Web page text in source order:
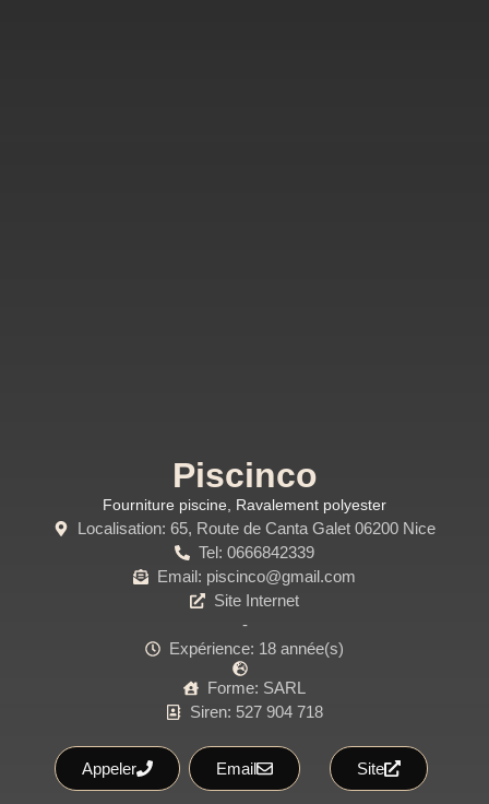
Piscinco
Fourniture piscine Ravalement polyester
Localisation: 65, Route de Canta Galet 06200 Nice
Tel: 0666842339
Email: piscinco@gmail.com
Site Internet
-
Expérience: 18 année(s)
Forme: SARL
Siren: 527 904 718
Appeler Email Site